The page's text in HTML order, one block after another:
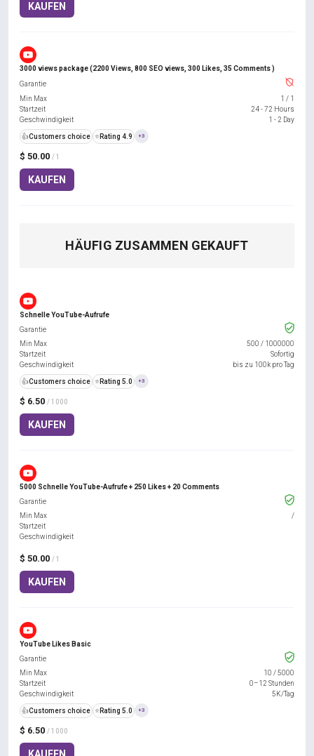
KAUFEN
3000 views package (2200 Views, 800 SEO views, 300 Likes, 35 Comments )
$ 50.00 / 1
KAUFEN
Garantie
Min Max
1 / 1
Startzeit
24 - 72 Hours
Geschwindigkeit
1 - 2 Day
👍Customers choice ⭐ Rating 4.9 +3
HÄUFIG ZUSAMMEN GEKAUFT
Schnelle YouTube-Aufrufe
$ 6.50 / 1000
KAUFEN
Garantie
Min Max
500 / 1000000
Startzeit
Sofortig
Geschwindigkeit
bis zu 100k pro Tag
👍Customers choice ⭐ Rating 5.0 +3
5000 Schnelle YouTube-Aufrufe + 250 Likes + 20 Comments
$ 50.00 / 1
KAUFEN
Garantie
Min Max
/
Startzeit
Geschwindigkeit
YouTube Likes Basic
$ 6.50 / 1000
Garantie
Min Max
10 /5000
Startzeit
0–12 Stunden
Geschwindigkeit
5K/Tag
👍Customers choice ⭐ Rating 5.0 +3